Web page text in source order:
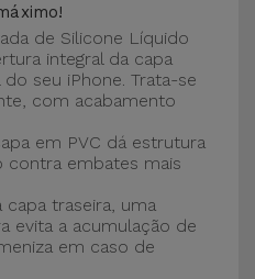
de Silicone Líquido
integral da capa
seu iPhone. Trata-se
com acabamento
em PVC dá estrutura
contra embates mais
traseira, uma
evita a acumulação de
em caso de